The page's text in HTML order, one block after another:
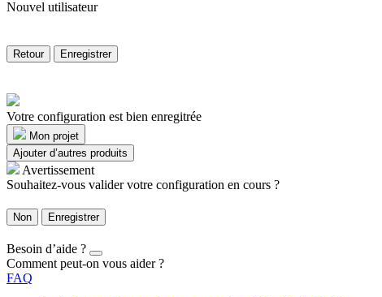
Nouvel utilisateur
Retour Enregistrer
Votre configuration est bien enregitrée
Mon projet
Ajouter d’autres produits
Avertissement
Souhaitez-vous valider votre configuration en cours ?
Non Enregistrer
Besoin d’aide ?
Comment peut-on vous aider ?
FAQ